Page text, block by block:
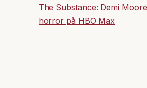
The Substance: Demi
horror på HBO Max